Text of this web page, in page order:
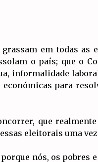
em todas as
o país; que o
informalidade
para
que
eleitorais uma
nós, os pobres